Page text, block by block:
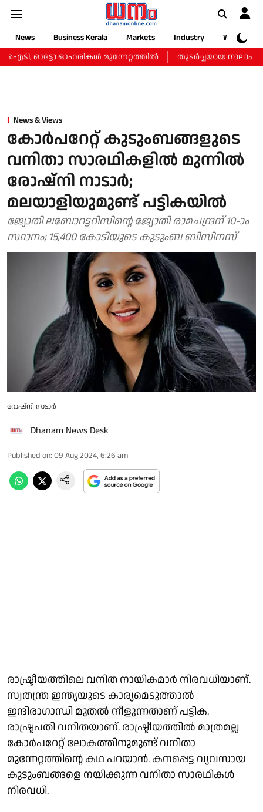
News Business Kerala Markets Industry
Web
ഓട്ടോ ഓഹരികള്‍ മുന്നേറ്റത്തില്‍
തുടർച്ചയായ നാലാം
News & Views
കോര്‍പറേറ്റ് കുടുംബങ്ങളുടെ
വനിതാ സാരഥികളില്‍ മുന്നില്‍
രോഷ്‌നി നാടാര്‍;
മലയാളിയുമുണ്ട് പട്ടികയില്‍
ജ്യോതി ലബോറട്ടറിസിന്റെ ജ്യോതി രാമചന്ദ്രന് 10-ാം
സ്ഥാനം; 15,400 കോടിയുടെ കുടുംബ ബിസിനസ്
റോഷ്‌നി നാടാര്‍
Dhanam News Desk
Published on: 09 Aug 2024, 6:26 am
രാഷ്ട്രീയത്തിലെ വനിത നായികമാര്‍ നിരവധിയാണ്.
സ്വതന്ത്ര ഇന്ത്യയുടെ കാര്യമെടുത്താല്‍
ഇന്ദിരാഗാന്ധി മുതല്‍ നീളുന്നതാണ്പട്ടിക.
രാഷ്ട്രപതി വനിതയാണ്. രാഷ്ട്രീയത്തില്‍ മാത്രമല്ല
കോര്‍പറേറ്റ് ലോകത്തിനുമുണ്ട് വനിതാ
മുന്നേറ്റത്തിന്റെ കഥ പറയാന്‍. കനപ്പെട്ട വ്യവസായ
കുടുംബങ്ങളെ നയിക്കുന്ന വനിതാ സാരഥികള്‍
നിരവധി.